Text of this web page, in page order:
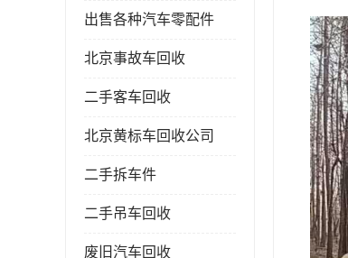
出售各种汽车零配件
北京事故车回收
二手客车回收
北京黄标车回收公司
二手拆车件
二手吊车回收
废旧汽车回收